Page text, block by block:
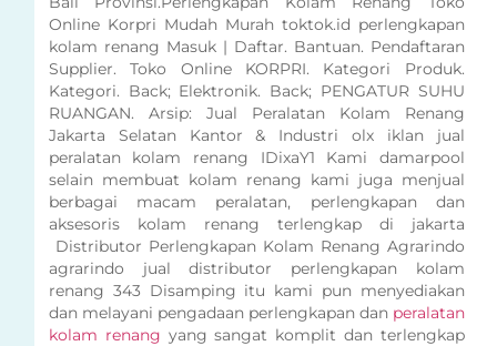
Online Korpri Mudah Murah toktok.id perlengkapan
kolam renang Masuk | Daftar. Bantuan. Pendaftaran
Supplier. Toko Online KORPRI. Kategori Produk.
Kategori. Back; Elektronik. Back; PENGATUR SUHU
RUANGAN. Arsip: Jual Peralatan Kolam Renang
Jakarta Selatan Kantor & Industri olx iklan jual
peralatan kolam renang IDixaY1 Kami damarpool
selain membuat kolam renang kami juga menjual
berbagai macam peralatan, perlengkapan dan
aksesoris kolam renang terlengkap di jakarta
Distributor Perlengkapan Kolam Renang Agrarindo
agrarindo jual distributor perlengkapan kolam
renang 343 Disamping itu kami pun menyediakan
dan melayani pengadaan perlengkapan dan peralatan
kolam renang yang sangat komplit dan terlengkap